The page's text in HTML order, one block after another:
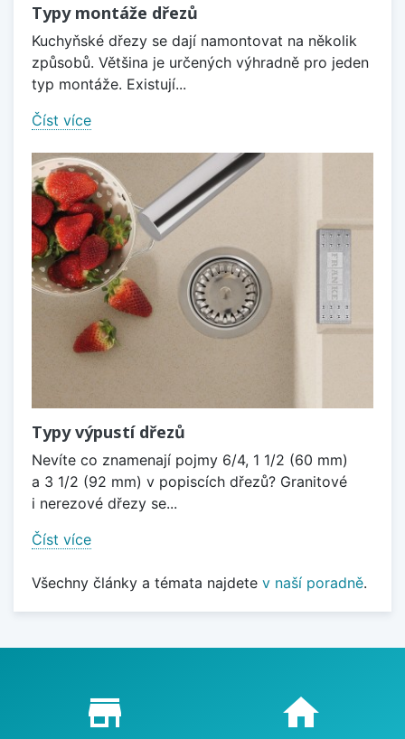
Typy montáže dřezů
Kuchyňské dřezy se dají namontovat na několik
způsobů. Většina je určených výhradně pro jeden
typ montáže. Existují...
Číst více
Typy výpustí dřezů
Nevíte co znamenají pojmy 6/4, 1 1/2 (60 mm)
a 3 1/2 (92 mm) v popiscích dřezů? Granitové
i nerezové dřezy se...
Číst více
Všechny články a témata najdete v naší poradně.
Proč nakupovat u nás?
store_mall_directory home